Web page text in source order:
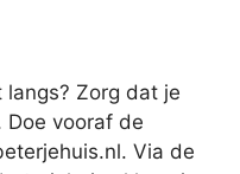
langs? Zorg dat je
Doe vooraf de
Via de